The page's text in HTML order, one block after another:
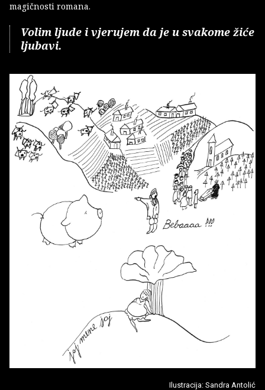
magičnosti romana.
Volim ljude i vjerujem da je u svakome žiće
ljubavi.
Ilustracija: Sandra Antolić